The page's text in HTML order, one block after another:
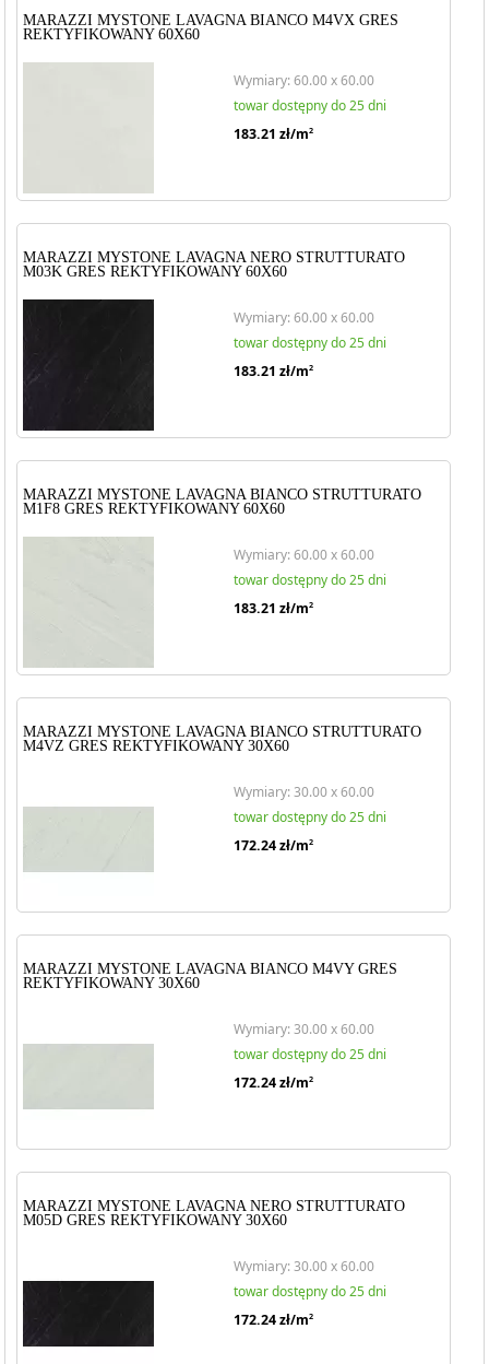
MARAZZI MYSTONE LAVAGNA BIANCO M4VX GRES
REKTYFIKOWANY 60X60
Wymiary: 60.00 x 60.00
towar dostępny do 25 dni
183.21 zł/m2
MARAZZI MYSTONE LAVAGNA NERO STRUTTURATO
M03K GRES REKTYFIKOWANY 60X60
Wymiary: 60.00 x 60.00
towar dostępny do 25 dni
183.21 zł/m2
MARAZZI MYSTONE LAVAGNA BIANCO STRUTTURATO
M1F8 GRES REKTYFIKOWANY 60X60
Wymiary: 60.00 x 60.00
towar dostępny do 25 dni
183.21 zł/m2
MARAZZI MYSTONE LAVAGNA BIANCO STRUTTURATO
M4VZ GRES REKTYFIKOWANY 30X60
Wymiary: 30.00 x 60.00
towar dostępny do 25 dni
172.24zł/m2
MARAZZI MYSTONE LAVAGNA BIANCO M4VY GRES
REKTYFIKOWANY 30X60
Wymiary: 30.00 x 60.00
towar dostępny do 25 dni
172.24zł/m2
MARAZZI MYSTONE LAVAGNA NERO STRUTTURATO
M05D GRES REKTYFIKOWANY 30X60
Wymiary: 30.00 x 60.00
towar dostępny do 25 dni
172.24zł/m2